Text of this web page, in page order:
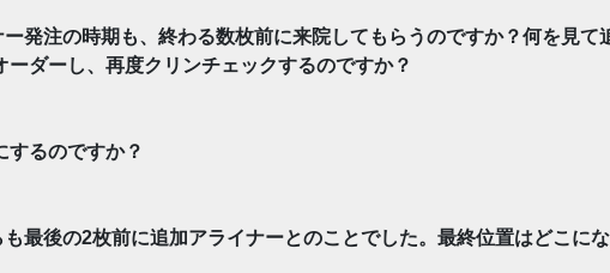
発注の時期も、終わる数枚前に来院してもらうのですか？何を見て
ダーし、再度クリンチェックするのですか？
するのですか？
最後の2枚前に追加アライナーとのことでした。最終位置はどこに